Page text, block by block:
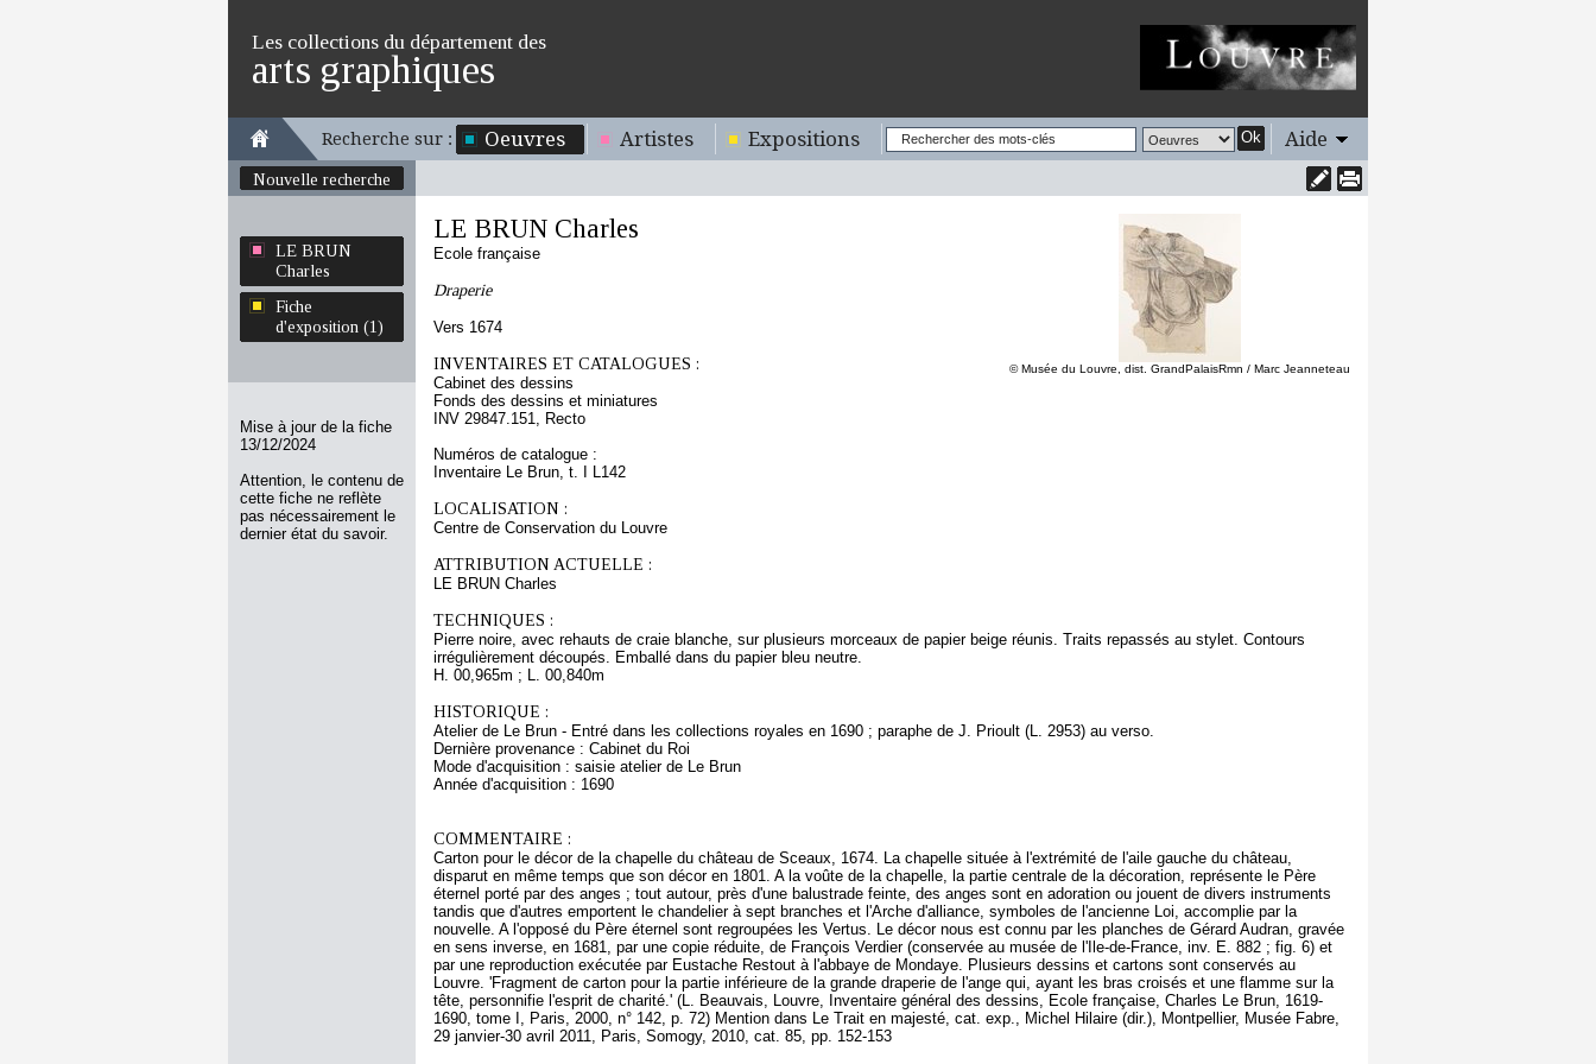
Les collections du département des
arts graphiques
Recherche sur : Oeuvres Artistes Expositions Ok Aide
Nouvelle recherche
LE BRUN
Charles
Fiche
d'exposition (1)
Mise à jour de la fiche
13/12/2024
Attention, le contenu de
cette fiche ne reflète
pas nécessairement le
dernier état du savoir.
© Musée du Louvre, dist. GrandPalaisRmn / Marc Jeanneteau
LE BRUN Charles
Ecole française
Draperie
Vers 1674
INVENTAIRES ET CATALOGUES :
Cabinet des dessins
Fonds des dessins et miniatures
INV 29847.151, Recto
Numéros de catalogue :
Inventaire Le Brun, t. I L142
LOCALISATION :
Centre de Conservation du Louvre
ATTRIBUTION ACTUELLE :
LE BRUN Charles
TECHNIQUES :
Pierre noire, avec rehauts de craie blanche, sur plusieurs morceaux de papier beige réunis. Traits repassés au stylet. Contours
irrégulièrement découpés. Emballé dans du papier bleu neutre.
H. 00,965m ; L. 00,840m
HISTORIQUE :
Atelier de Le Brun - Entré dans les collections royales en 1690 ; paraphe de J. Prioult (L. 2953) au verso.
Dernière provenance : Cabinet du Roi
Mode d'acquisition : saisie atelier de Le Brun
Année d'acquisition : 1690
COMMENTAIRE :
Carton pour le décor de la chapelle du château de Sceaux, 1674. La chapelle située à l'extrémité de l'aile gauche du château,
disparut en même temps que son décor en 1801. A la voûte de la chapelle, la partie centrale de la décoration, représente le Père
éternel porté par des anges ; tout autour, près d'une balustrade feinte, des anges sont en adoration ou jouent de divers instruments
tandis que d'autres emportent le chandelier à sept branches et l'Arche d'alliance, symboles de l'ancienne Loi, accomplie par la
nouvelle. A l'opposé du Père éternel sont regroupées les Vertus. Le décor nous est connu par les planches de Gérard Audran, gravée
en sens inverse, en 1681, par une copie réduite, de François Verdier (conservée au musée de l'Ile-de-France, inv. E. 882 ; fig. 6) et
par une reproduction exécutée par Eustache Restout à l'abbaye de Mondaye. Plusieurs dessins et cartons sont conservés au
Louvre. 'Fragment de carton pour la partie inférieure de la grande draperie de l'ange qui, ayant les bras croisés et une flamme sur la
tête, personnifie l'esprit de charité.' (L. Beauvais, Louvre, Inventaire général des dessins, Ecole française, Charles Le Brun, 1619-
1690, tome I, Paris, 2000, n° 142, p. 72) Mention dans Le Trait en majesté, cat. exp., Michel Hilaire (dir.), Montpellier, Musée Fabre,
29 janvier-30 avril 2011, Paris, Somogy, 2010, cat. 85, pp. 152-153